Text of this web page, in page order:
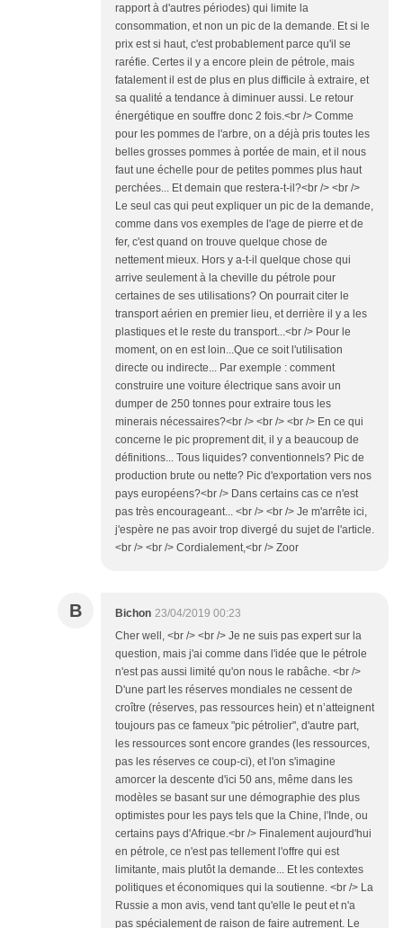
rapport à d'autres périodes) qui limite la
consommation, et non un pic de la demande. Et si le
prix est si haut, c'est probablement parce qu'il se
raréfie. Certes il y a encore plein de pétrole, mais
fatalement il est de plus en plus difficile à extraire, et
sa qualité a tendance à diminuer aussi. Le retour
énergétique en souffre donc 2 fois.<br /> Comme
pour les pommes de l'arbre, on a déjà pris toutes les
belles grosses pommes à portée de main, et il nous
faut une échelle pour de petites pommes plus haut
perchées... Et demain que restera-t-il?<br /> <br />
Le seul cas qui peut expliquer un pic de la demande,
comme dans vos exemples de l'age de pierre et de
fer, c'est quand on trouve quelque chose de
nettement mieux. Hors y a-t-il quelque chose qui
arrive seulement à la cheville du pétrole pour
certaines de ses utilisations? On pourrait citer le
transport aérien en premier lieu, et derrière il y a les
plastiques et le reste du transport...<br /> Pour le
moment, on en est loin...Que ce soit l'utilisation
directe ou indirecte... Par exemple : comment
construire une voiture électrique sans avoir un
dumper de 250 tonnes pour extraire tous les
minerais nécessaires?<br /> <br /> <br /> En ce qui
concerne le pic proprement dit, il y a beaucoup de
définitions... Tous liquides? conventionnels? Pic de
production brute ou nette? Pic d'exportation vers nos
pays européens?<br /> Dans certains cas ce n'est
pas très encourageant... <br /> <br /> Je m'arrête ici,
j'espère ne pas avoir trop divergé du sujet de l'article.
<br /> <br /> Cordialement,<br /> Zoor
B Bichon 23/04/2019 00:23
Cher well, <br /> <br /> Je ne suis pas expert sur la
question, mais j'ai comme dans l'idée que le pétrole
n'est pas aussi limité qu'on nous le rabâche. <br />
D'une part les réserves mondiales ne cessent de
croître (réserves, pas ressources hein) et n’atteignent
toujours pas ce fameux "pic pétrolier", d'autre part,
les ressources sont encore grandes (les ressources,
pas les réserves ce coup-ci), et l'on s'imagine
amorcer la descente d'ici 50 ans, même dans les
modèles se basant sur une démographie des plus
optimistes pour les pays tels que la Chine, l'Inde, ou
certains pays d'Afrique.<br /> Finalement aujourd'hui
en pétrole, ce n'est pas tellement l'offre qui est
limitante, mais plutôt la demande... Et les contextes
politiques et économiques qui la soutienne. <br /> La
Russie a mon avis, vend tant qu'elle le peut et n'a
pas spécialement de raison de faire autrement. Le